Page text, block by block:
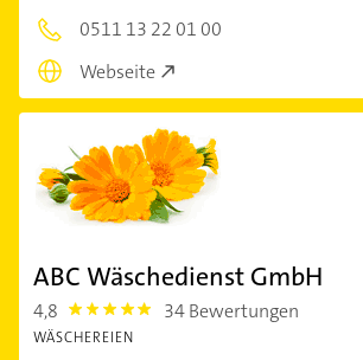
0511 13 22 01 00
Webseite
ABC Wäschedienst GmbH
4,8 4.8 34 Bewertungen
WÄSCHEREIEN